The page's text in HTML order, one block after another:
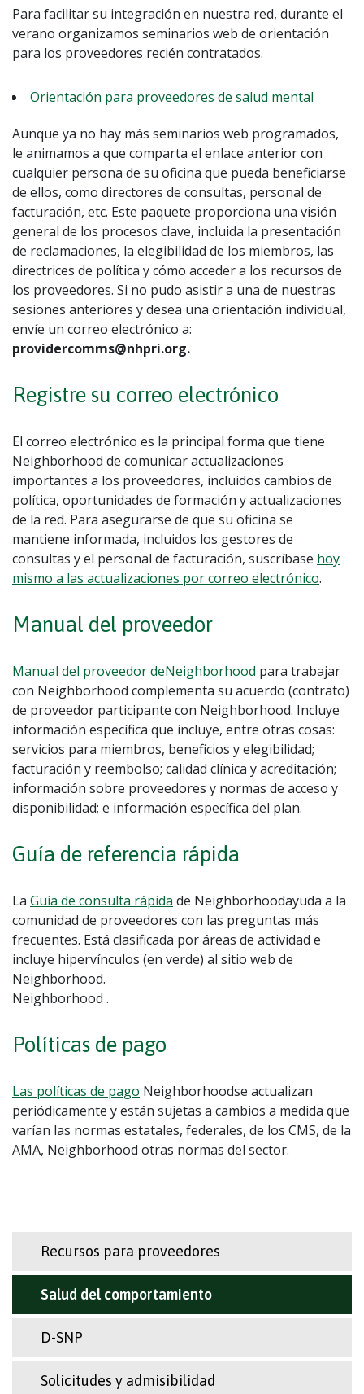
Para facilitar su integración en nuestra red, durante el
verano organizamos seminarios web de orientación
para los proveedores recién contratados.
Orientación para proveedores de salud mental
Aunque ya no hay más seminarios web programados,
le animamos a que comparta el enlace anterior con
cualquier persona de su oficina que pueda beneficiarse
de ellos, como directores de consultas, personal de
facturación, etc. Este paquete proporciona una visión
general de los procesos clave, incluida la presentación
de reclamaciones, la elegibilidad de los miembros, las
directrices de política y cómo acceder a los recursos de
los proveedores. Si no pudo asistir a una de nuestras
sesiones anteriores y desea una orientación individual,
envíe un correo electrónico a:
providercomms@nhpri.org.
Registre su correo electrónico
El correo electrónico es la principal forma que tiene
Neighborhood de comunicar actualizaciones
importantes a los proveedores, incluidos cambios de
política, oportunidades de formación y actualizaciones
de la red. Para asegurarse de que su oficina se
mantiene informada, incluidos los gestores de
consultas y el personal de facturación, suscríbase hoy
mismo a las actualizaciones por correo electrónico.
Manual del proveedor
Manual del proveedor deNeighborhood para trabajar
con Neighborhood complementa su acuerdo (contrato)
de proveedor participante con Neighborhood. Incluye
información específica que incluye, entre otras cosas:
servicios para miembros, beneficios y elegibilidad;
facturación y reembolso; calidad clínica y acreditación;
información sobre proveedores y normas de acceso y
disponibilidad; e información específica del plan.
Guía de referencia rápida
La Guía de consulta rápida de Neighborhoodayuda a la
comunidad de proveedores con las preguntas más
frecuentes. Está clasificada por áreas de actividad e
incluye hipervínculos (en verde) al sitio web de
Neighborhood.
Neighborhood .
Políticas de pago
Las políticas de pago Neighborhoodse actualizan
periódicamente y están sujetas a cambios a medida que
varían las normas estatales, federales, de los CMS, de la
AMA, Neighborhood otras normas del sector.
Recursos para proveedores
Salud del comportamiento
D-SNP
Solicitudes y admisibilidad